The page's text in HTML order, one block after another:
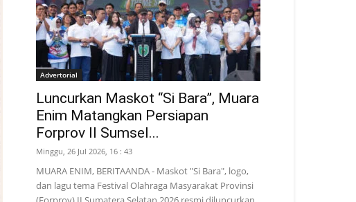
Advertorial
Luncurkan Maskot “Si Bara”, Muara
Enim Matangkan Persiapan
Forprov II Sumsel...
Minggu, 26 Jul 2026, 16 : 43
MUARA ENIM, BERITAANDA - Maskot "Si Bara", logo,
dan lagu tema Festival Olahraga Masyarakat Provinsi